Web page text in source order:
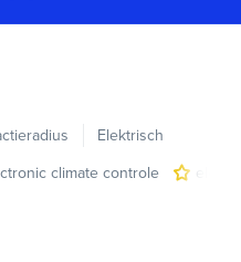
Elektrisch
climate controle